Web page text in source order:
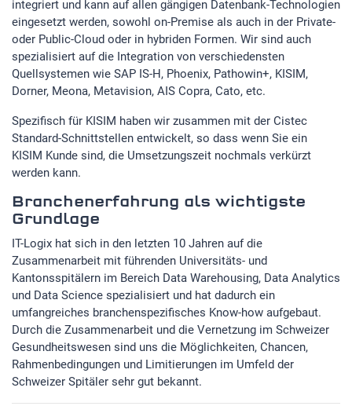
integriert und kann auf allen gängigen Datenbank-Technologien
eingesetzt werden, sowohl on-Premise als auch in der Private-
oder Public-Cloud oder in hybriden Formen. Wir sind auch
spezialisiert auf die Integration von verschiedensten
Quellsystemen wie SAP IS-H, Phoenix, Pathowin+, KISIM,
Dorner, Meona, Metavision, AIS Copra, Cato, etc.
Spezifisch für KISIM haben wir zusammen mit der Cistec
Standard-Schnittstellen entwickelt, so dass wenn Sie ein
KISIM Kunde sind, die Umsetzungszeit nochmals verkürzt
werden kann.
Branchenerfahrung als wichtigste
Grundlage
IT-Logix hat sich in den letzten 10 Jahren auf die
Zusammenarbeit mit führenden Universitäts- und
Kantonsspitälern im Bereich Data Warehousing, Data Analytics
und Data Science spezialisiert und hat dadurch ein
umfangreiches branchenspezifisches Know-how aufgebaut.
Durch die Zusammenarbeit und die Vernetzung im Schweizer
Gesundheitswesen sind uns die Möglichkeiten, Chancen,
Rahmenbedingungen und Limitierungen im Umfeld der
Schweizer Spitäler sehr gut bekannt.